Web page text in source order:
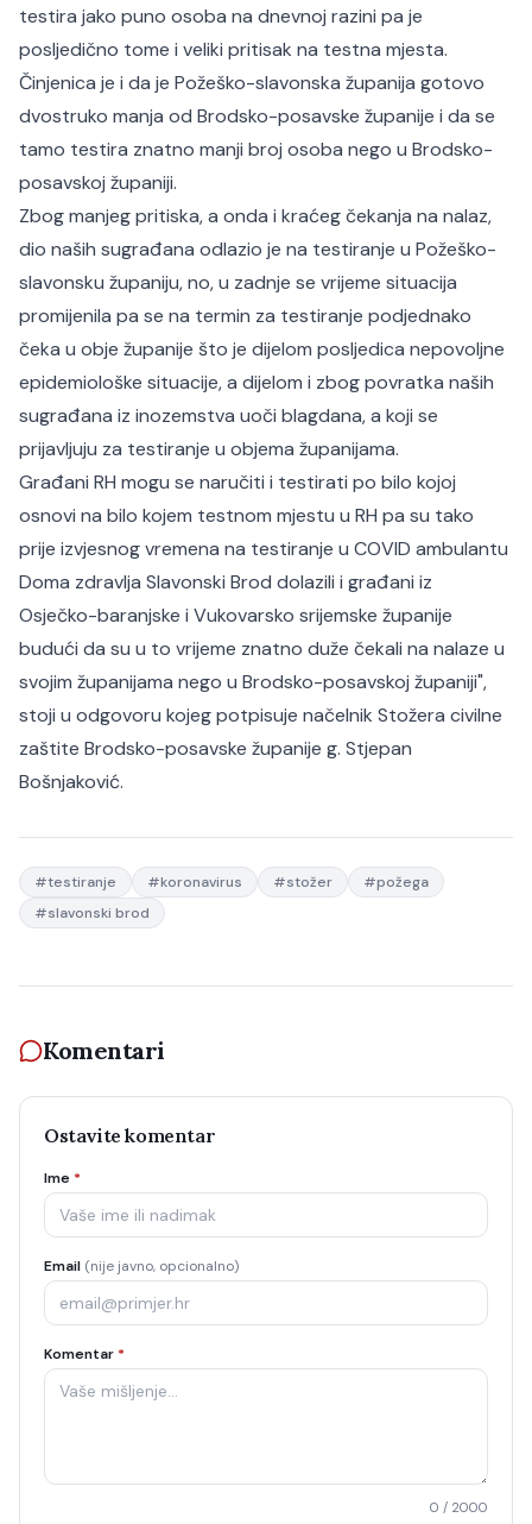
testira jako puno osoba na dnevnoj razini pa je
posljedično tome i veliki pritisak na testna mjesta.
Činjenica je i da je Požeško-slavonska županija gotovo
dvostruko manja od Brodsko-posavske županije i da se
tamo testira znatno manji broj osoba nego u Brodsko-
posavskoj županiji.
Zbog manjeg pritiska, a onda i kraćeg čekanja na nalaz,
dio naših sugrađana odlazio je na testiranje u Požeško-
slavonsku županiju, no, u zadnje se vrijeme situacija
promijenila pa se na termin za testiranje podjednako
čeka u obje županije što je dijelom posljedica nepovoljne
epidemiološke situacije, a dijelom i zbog povratka naših
sugrađana iz inozemstva uoči blagdana, a koji se
prijavljuju za testiranje u objema županijama.
Građani RH mogu se naručiti i testirati po bilo kojoj
osnovi na bilo kojem testnom mjestu u RH pa su tako
prije izvjesnog vremena na testiranje u COVID ambulantu
Doma zdravlja Slavonski Brod dolazili i građani iz
Osječko-baranjske i Vukovarsko srijemske županije
budući da su u to vrijeme znatno duže čekali na nalaze u
svojim županijama nego u Brodsko-posavskoj županiji",
stoji u odgovoru kojeg potpisuje načelnik Stožera civilne
zaštite Brodsko-posavske županije g. Stjepan
Bošnjaković.
#testiranje #koronavirus #stožer #požega
#slavonski brod
Komentari
Ostavite komentar
Ime *
Email (nije javno, opcionalno)
Komentar *
0 / 2000